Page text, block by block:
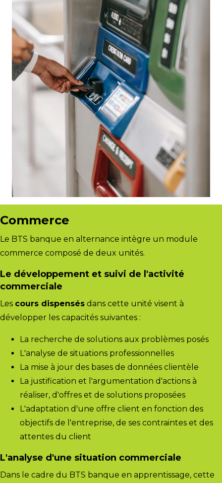
Commerce
Le BTS banque en alternance intègre un module
commerce composé de deux unités.
Le développement et suivi de l'activité
commerciale
Les cours dispensés dans cette unité visent à
développer les capacités suivantes :
La recherche de solutions aux problèmes posés
L'analyse de situations professionnelles
La mise à jour des bases de données clientèle
La justification et l'argumentation d'actions à
réaliser, d'offres et de solutions proposées
L'adaptation d'une offre client en fonction des
objectifs de l'entreprise, de ses contraintes et des
attentes du client
L'analyse d'une situation commerciale
Dans le cadre du BTS banque en apprentissage, cette